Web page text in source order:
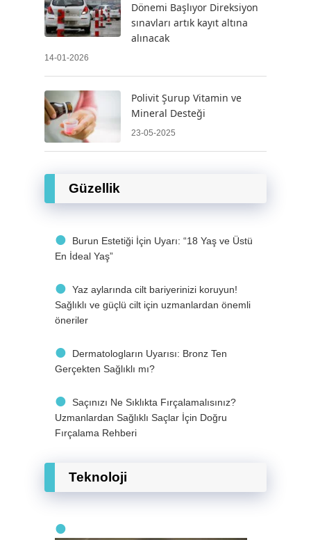
Dönemi Başlıyor Direksiyon
sınavları artık kayıt altına
alınacak
14-01-2026
Polivit Şurup Vitamin ve
Mineral Desteği
23-05-2025
Güzellik
Burun Estetiği İçin Uyarı: “18 Yaş ve Üstü
En İdeal Yaş”
Yaz aylarında cilt bariyerinizi koruyun!
Sağlıklı ve güçlü cilt için uzmanlardan önemli
öneriler
Dermatologların Uyarısı: Bronz Ten
Gerçekten Sağlıklı mı?
Saçınızı Ne Sıklıkta Fırçalamalısınız?
Uzmanlardan Sağlıklı Saçlar İçin Doğru
Fırçalama Rehberi
Teknoloji